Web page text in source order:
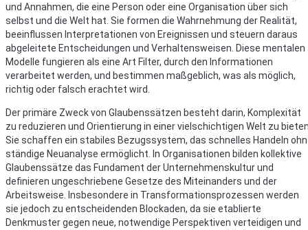
und Annahmen, die eine Person oder eine Organisation über sich
selbst und die Welt hat. Sie formen die Wahrnehmung der Realität,
beeinflussen Interpretationen von Ereignissen und steuern daraus
abgeleitete Entscheidungen und Verhaltensweisen. Diese mentalen
Modelle fungieren als eine Art Filter, durch den Informationen
verarbeitet werden, und bestimmen maßgeblich, was als möglich,
richtig oder falsch erachtet wird.
Der primäre Zweck von Glaubenssätzen besteht darin, Komplexität
zu reduzieren und Orientierung in einer vielschichtigen Welt zu
Sie schaffen ein stabiles Bezugssystem, das schnelles Handeln
ständige Neuanalyse ermöglicht. In Organisationen bilden kollektive
Glaubenssätze das Fundament der Unternehmenskultur und
definieren ungeschriebene Gesetze des Miteinanders und der
Arbeitsweise. Insbesondere in Transformationsprozessen werden
sie jedoch zu entscheidenden Blockaden, da sie etablierte
Denkmuster gegen neue, notwendige Perspektiven verteidigen und